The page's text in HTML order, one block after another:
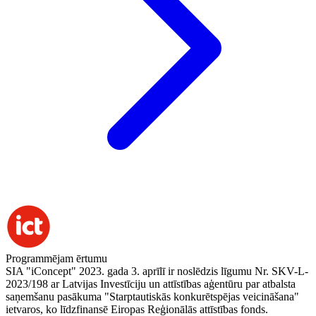
Programmējam ērtumu
SIA "iConcept" 2023. gada 3. aprīlī ir noslēdzis līgumu Nr. SKV-L-
2023/198 ar Latvijas Investīciju un attīstības aģentūru par atbalsta
saņemšanu pasākuma "Starptautiskās konkurētspējas veicināšana"
ietvaros, ko līdzfinansē Eiropas Reģionālās attīstības fonds.